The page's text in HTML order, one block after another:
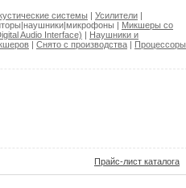
системы | Усилители |
| Микшеры со
Audio Interface) | Наушники и
| Снято с производства | Процессоры
Прайс-лист каталога